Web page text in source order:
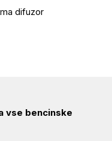
difuzor
vse bencinske